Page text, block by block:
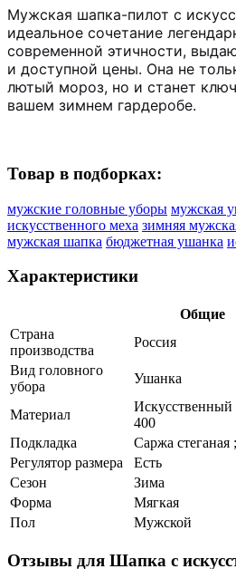
Мужская шапка-пилот с
идеальное сочетание
современной этичности,
и доступной цены. Она не
лютый мороз, но и станет
вашем зимнем гардеробе.
Товар в подборках:
мужские головные уборы мужская
искусственного меха зимняя
мужская шапка бюджетная ушанка
Характеристики
Общие
Страна
производства
Россия
Вид головного
убора
Ушанка
Материал
400
Подкладка
Саржа стеганая
Регулятор размера
Есть
Сезон
Зима
Форма
Мягкая
Пол
Мужской
Отзывы для Шапка с